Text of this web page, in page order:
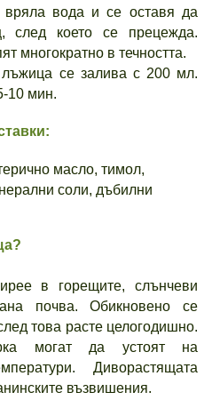
вода и се оставя да
след което се прецежда.
многократно в течността.
се залива с 200 мл.
10 мин.
масло, тимол,
соли, дъбилни
в горещите, слънчеви
почва. Обикновено се
това расте целогодишно.
могат да устоят на
Диворастящата
възвишения.